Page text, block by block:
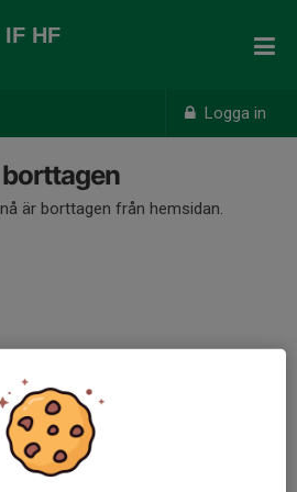
Logga in
HF
är borttagen från hemsidan.